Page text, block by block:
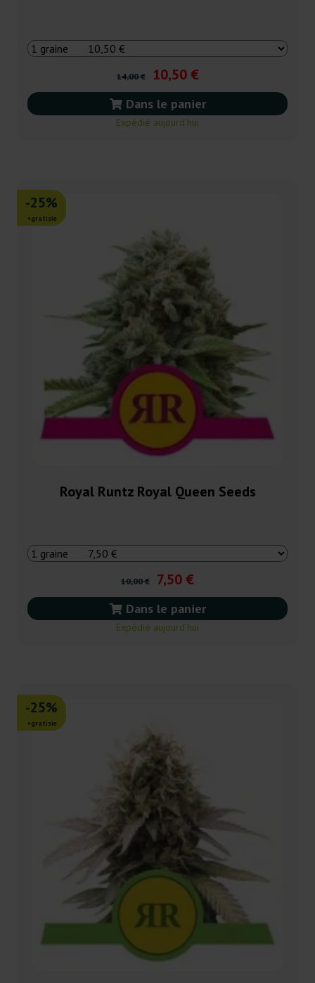
14,00 € 10,50 €
Dans le panier
Expédié aujourd’hui
-25%
+gratisie
Royal Runtz Royal Queen Seeds
10,00 € 7,50 €
Dans le panier
Expédié aujourd’hui
-25%
+gratisie